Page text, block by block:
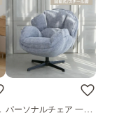
パーソナルチェア 一人